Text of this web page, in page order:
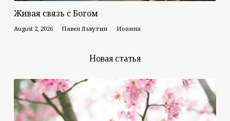
Живая связь с Богом
August 2, 2026 Павел Львутин Иоанна
Новая статья